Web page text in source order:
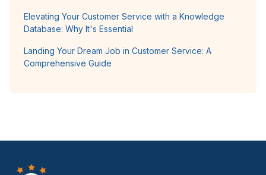
Elevating Your Customer Service with a Knowledge
Database: Why It's Essential
Landing Your Dream Job in Customer Service: A
Comprehensive Guide